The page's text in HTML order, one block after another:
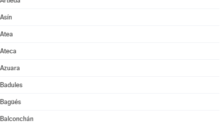
Asín
Atea
Ateca
Azuara
Badules
Bagüés
Balconchán